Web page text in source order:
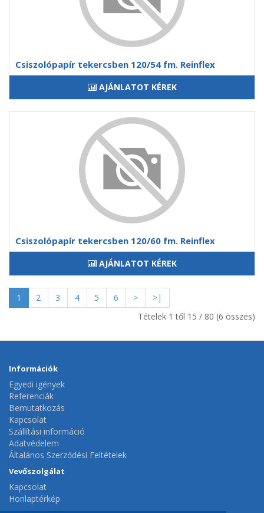
Csiszolópapír tekercsben 120/54 fm. Reinflex
AJÁNLATOT KÉREK
Csiszolópapír tekercsben 120/60 fm. Reinflex
AJÁNLATOT KÉREK
1 2 3 4 5 6 >
>|
Tételek 1 től 15 / 80 (6 összes)
Információk
Egyedi igények
Referenciák
Bemutatkozás
Kapcsolat
Szállítási információ
Adatvédelem
Általános Szerződési Feltételek
Vevőszolgálat
Kapcsolat
Honlaptérkép